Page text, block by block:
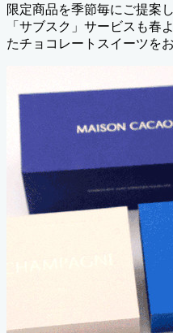
限定商品を季節毎にご提案
「サブスク」サービスも春
たチョコレートスイーツを